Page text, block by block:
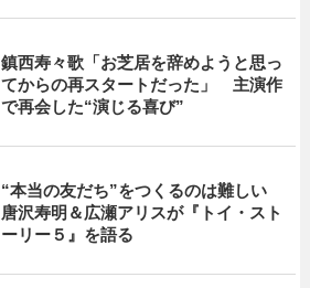
鎮西寿々歌「お芝居を辞めようと思っ
てからの再スタートだった」 主演作
で再会した“演じる喜び”
“本当の友だち”をつくるのは難しい
唐沢寿明＆広瀬アリスが『トイ・スト
ーリー５』を語る